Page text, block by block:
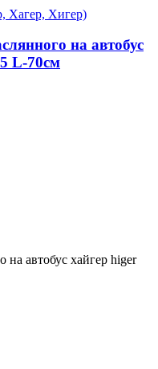
Хагер, Хигер)
на автобус
L-70см
на автобус хайгер higer